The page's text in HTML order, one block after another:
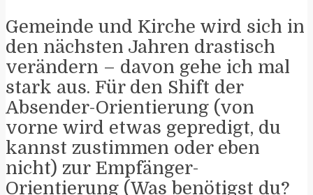
Gemeinde und Kirche wird sich in
den nächsten Jahren drastisch
verändern – davon gehe ich mal
stark aus. Für den Shift der
Absender-Orientierung (von
vorne wird etwas gepredigt, du
kannst zustimmen oder eben
nicht) zur Empfänger-
Orientierung (Was benötigst du?